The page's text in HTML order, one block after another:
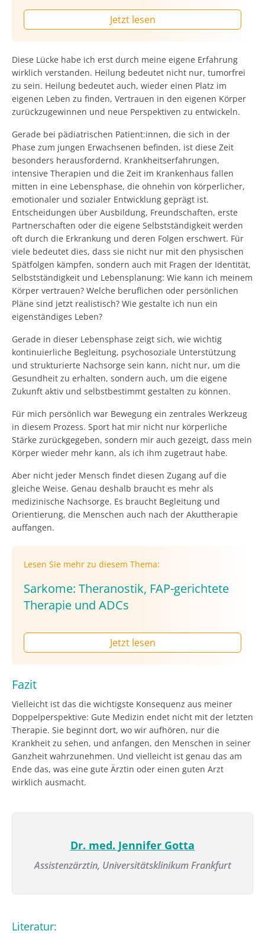
Jetzt lesen
Diese Lücke habe ich erst durch meine eigene Erfahrung
wirklich verstanden. Heilung bedeutet nicht nur, tumorfrei
zu sein. Heilung bedeutet auch, wieder einen Platz im
eigenen Leben zu finden, Vertrauen in den eigenen Körper
zurückzugewinnen und neue Perspektiven zu entwickeln.
Gerade bei pädiatrischen Pati­ent:innen, die sich in der
Phase zum jungen Erwachsenen befinden, ist diese Zeit
besonders herausfordernd. Krankheitserfahrungen,
intensive Therapien und die Zeit im Krankenhaus fallen
mitten in eine Lebensphase, die ohnehin von körperlicher,
emotionaler und sozialer Entwicklung geprägt ist.
Entscheidungen über Ausbildung, Freundschaften, erste
Partnerschaften oder die eigene Selbstständigkeit werden
oft durch die Erkrankung und deren Folgen erschwert. Für
viele bedeutet dies, dass sie nicht nur mit den physischen
Spätfolgen kämpfen, sondern auch mit Fragen der Identität,
Selbstständigkeit und Lebensplanung: Wie kann ich meinem
Körper vertrauen? Welche beruflichen oder persönlichen
Pläne sind jetzt realistisch? Wie gestalte ich nun ein
eigenständiges Leben?
Gerade in dieser Lebensphase zeigt sich, wie wichtig
kontinuierliche Begleitung, psychosoziale Unterstützung
und strukturierte Nachsorge sein kann, nicht nur, um die
Gesundheit zu erhalten, sondern auch, um die eigene
Zukunft aktiv und selbstbestimmt gestalten zu können.
Für mich persönlich war Bewegung ein zentrales Werkzeug
in diesem Prozess. Sport hat mir nicht nur körperliche
Stärke zurückgegeben, sondern mir auch gezeigt, dass mein
Körper wieder mehr kann, als ich ihm zugetraut habe.
Aber nicht jeder Mensch findet diesen Zugang auf die
gleiche Weise. Genau deshalb braucht es mehr als
medizinische Nachsorge. Es braucht Begleitung und
Orientierung, die Menschen auch nach der Akuttherapie
auffangen.
Lesen Sie mehr zu diesem Thema:
Sarkome: Theranostik, FAP-gerichtete
Therapie und ADCs
Jetzt lesen
Fazit
Vielleicht ist das die wichtigste Konsequenz aus meiner
Doppelperspektive: Gute Medizin endet nicht mit der letzten
Therapie. Sie beginnt dort, wo wir aufhören, nur die
Krankheit zu sehen, und anfangen, den Menschen in seiner
Ganzheit wahrzunehmen. Und vielleicht ist genau das am
Ende das, was eine gute Ärztin oder einen guten Arzt
wirklich ausmacht.
Dr. med. Jennifer Gotta
Assistenzärztin, Universitätsklinikum Frankfurt
Literatur: